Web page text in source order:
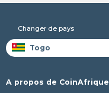
Changer de pays
A propos de CoinAfrique